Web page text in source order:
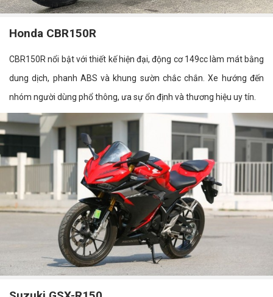
Honda CBR150R
CBR150R nổi bật với thiết kế hiện đại, động cơ 149cc làm mát bằng
dung dịch, phanh ABS và khung sườn chắc chắn. Xe hướng đến
nhóm người dùng phổ thông, ưa sự ổn định và thương hiệu uy tín.